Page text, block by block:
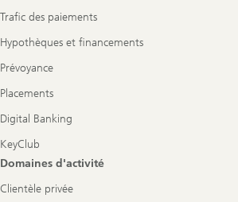
Trafic des paiements
Hypothèques et financements
Prévoyance
Placements
Digital Banking
KeyClub
Domaines d'activité
Clientèle privée